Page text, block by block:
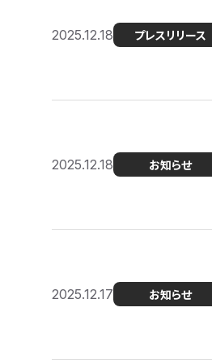
2025.12.18 プレスリリース
2025.12.18 お知らせ
2025.12.17 お知らせ